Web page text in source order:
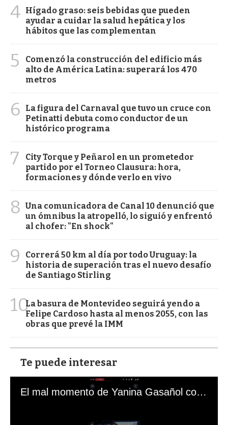
4 Hígado graso: seis bebidas que pueden
ayudar a cuidar la salud hepática y los
hábitos que las complementan
5
Comenzó la construcción del edificio más
alto de América Latina: superará los 470
metros
6
La figura del Carnaval que tuvo un cruce con
Petinatti debuta como conductor de un
histórico programa
7
City Torque y Peñarol en un prometedor
partido por el Torneo Clausura: hora,
formaciones y dónde verlo en vivo
8 Una comunicadora de Canal 10 denunció que
un ómnibus la atropelló, lo siguió y enfrentó
al chofer: "En shock"
9
Correrá 50 km al día por todo Uruguay: la
historia de superación tras el nuevo desafío
de Santiago Stirling
10La basura de Montevideo seguirá yendo a
Felipe Cardoso hasta al menos 2055, con las
obras que prevé la IMM
Te puede interesar
El mal momento de Yanina Gasañol con un hincha argentino en "Subrayado"